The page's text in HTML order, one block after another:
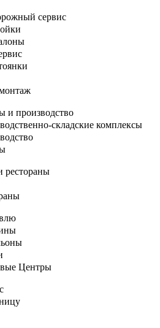
сервис
и производство
складские комплексы
рестораны
Центры